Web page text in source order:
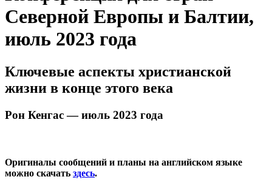
Северной Европы и Балтии,
июль 2023 года
Ключевые аспекты христианской
жизни в конце этого века
Рон Кенгас — июль 2023 года
Оригиналы сообщений и планы на английском языке
можно скачать здесь.